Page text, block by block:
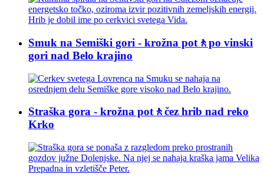
Smuk na Semiški gori - krožna pot🚶po vinski
gori nad Belo krajino
Straška gora - krožna pot🚶čez hrib nad reko
Krko